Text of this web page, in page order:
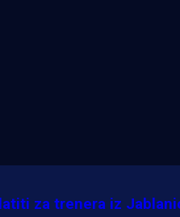
za trenera iz